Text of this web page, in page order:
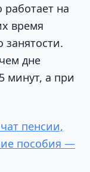
работает на
время
дне
минут, а при
пенсии,
пособия —